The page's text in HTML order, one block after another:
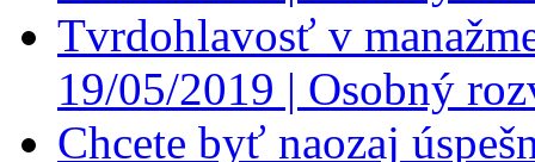
Tvrdohlavosť v
19/05/2019 | Osobný
Chcete byť naozaj